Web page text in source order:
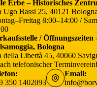
Erbe – Historisches
Ugo Bassi 25, 40121
8:00–14:00 /
/ Öffnungszeiten
Bologna
della Libertà 45, 40060
telefonischer
350 1402093
Email: